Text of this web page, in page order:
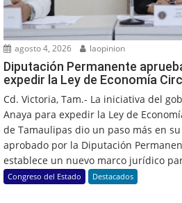
agosto 4, 2026 laopinion
Diputación Permanente
expedir la Ley de Economía
Cd. Victoria, Tam.- La iniciativa del
Anaya para expedir la Ley de
de Tamaulipas dio un paso más en
aprobado por la Diputación
establece un nuevo marco jurídico
Congreso del Estado Destacados